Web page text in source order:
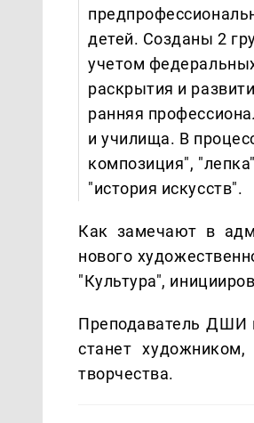
детей. Созданы 2
учетом
раскрытия и
ранняя
и училища. В
композиция",
"история искусств".
Как замечают в
нового
"Культура",
Преподаватель ДШИ
станет
творчества.